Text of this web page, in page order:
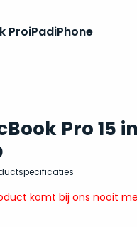
ProiPadiPhone
Pro 15
komt bij ons nooit